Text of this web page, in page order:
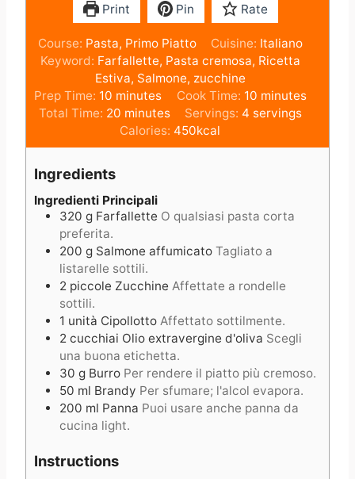
Print Pin Rate
Course: Pasta, Primo Piatto Cuisine: Italiano
Keyword: Farfallette, Pasta cremosa, Ricetta
Estiva, Salmone, zucchine
Prep Time: 10 m
i
u
e
s
minutes Cook Time: 10m
i
u
minutes
Total Time: 20m
i
n
e
s
minutes Servings: 4 servings
Calories: 450kcal
Ingredients
Ingredienti Principali
320 g Farfallette O qualsiasi pasta corta
preferita.
200 g Salmone affumicato Tagliato a
listarelle sottili.
2 piccole Zucchine Affettate a rondelle
sottili.
1 unità Cipollotto Affettato sottilmente.
2 cucchiai Olio extravergine d'oliva Scegli
una buona etichetta.
30 g Burro Per rendere il piatto più cremoso.
50 ml Brandy Per sfumare; l'alcol evapora.
200 ml Panna Puoi usare anche panna da
cucina light.
Instructions